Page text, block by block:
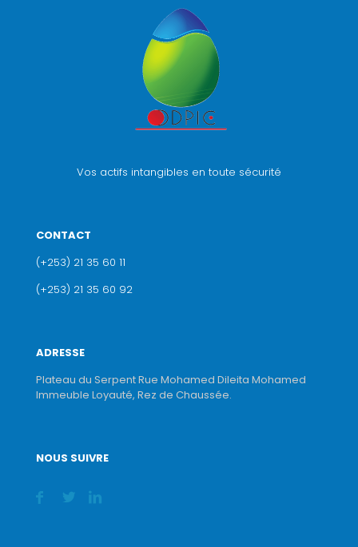
Vos actifs intangibles en toute sécurité
CONTACT
(+253) 21 35 60 11
(+253) 21 35 60 92
ADRESSE
Plateau du Serpent Rue Mohamed Dileita Mohamed
Immeuble Loyauté, Rez de Chaussée.
NOUS SUIVRE